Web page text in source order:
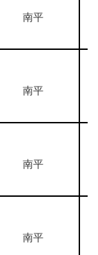
南平
南平
南平
南平